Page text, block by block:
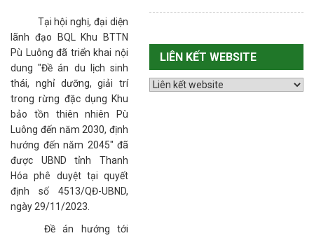
Tại hội nghị, đại diện
lãnh đạo BQL Khu BTTN
Pù Luông đã triển khai nội
dung "Đề án du lịch sinh
thái, nghỉ dưỡng, giải trí
trong rừng đặc dụng Khu
bảo tồn thiên nhiên Pù
Luông đến năm 2030, định
hướng đến năm 2045" đã
được UBND tỉnh Thanh
Hóa phê duyệt tại quyết
định số 4513/QĐ-UBND,
ngày 29/11/2023.
Đề án hướng tới
LIÊN KẾT WEBSITE